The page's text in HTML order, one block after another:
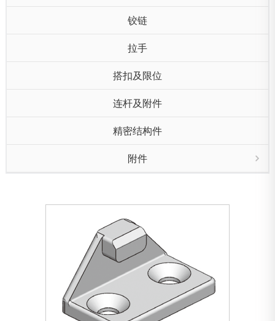
铰链
拉手
搭扣及限位
连杆及附件
精密结构件
附件